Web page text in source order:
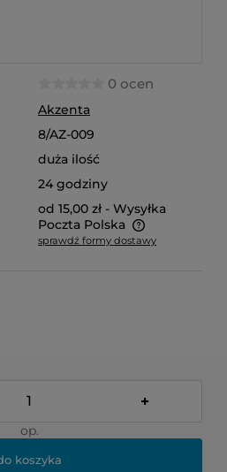
0 ocen
Akzenta
8/AZ-009
duża ilość
24 godziny
od 15,00 zł - Wysyłka
Poczta Polska
kosztów płatności
sprawdź formy dostawy
+
op.
koszyka